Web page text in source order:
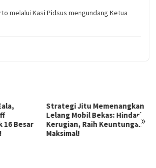
melalui Kasi Pidsus mengundang Ketua
»
Hindari
Mendorong Pilar Ekonomi:
Strategi Inovatif Pertamina
dalam Pemberdayaan UMKM